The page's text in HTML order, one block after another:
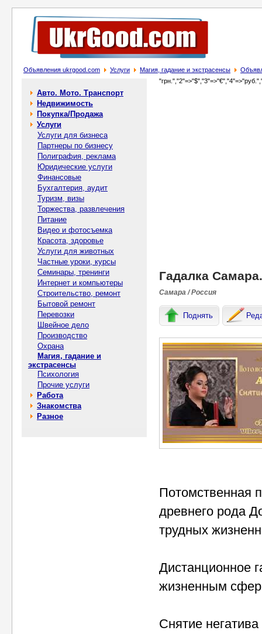
Объявления ukrgood.com Услуги Магия, гадание и экстрасенсы
Авто. Мото. Транспорт
Недвижимость
Покупка/Продажа
Услуги
Услуги для бизнеса
Партнеры по бизнесу
Полиграфия, реклама
Юридические услуги
Финансовые
Бухгалтерия, аудит
Туризм, визы
Торжества, развлечения
Питание
Видео и фотосъемка
Красота, здоровье
Услуги для животных
Частные уроки, курсы
Семинары, тренинги
Интернет и компьютеры
Строительство, ремонт
Бытовой ремонт
Перевозки
Швейное дело
Производство
Охрана
Магия, гадание и
экстрасенсы
Психология
Прочие услуги
Работа
Знакомства
Разное
Гадалка
Самара / Россия
Поднять
Потомственная
древнего рода
трудных
Дистанционное
жизненным
Снятие